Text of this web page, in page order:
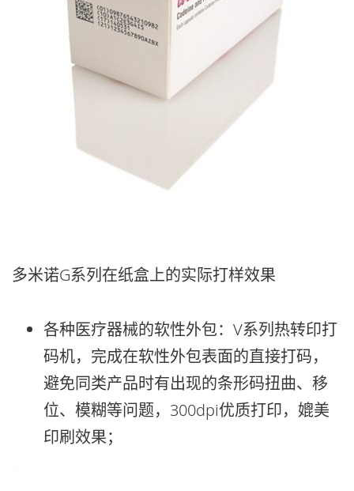
多米诺G系列在纸盒上的实际打样效果
各种医疗器械的软性外包：V系列热转印打
码机，完成在软性外包表面的直接打码，
避免同类产品时有出现的条形码扭曲、移
位、模糊等问题，300dpi优质打印，媲美
印刷效果；